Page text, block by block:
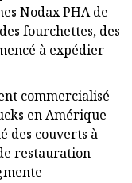
Nodax PHA de
fourchettes, des
à expédier
commercialisé
en Amérique
des couverts à
restauration